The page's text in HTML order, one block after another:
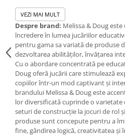
Jucarii senzoriale
Jucarii motrice pentru bebelusi
Saltele de activitati pentru bebe
Jucarii de sortat
Jucarii muzicale bebelusi
Puzzle bebelusi
Jocuri educative
Jocuri STEM
Jocuri Magnetice
Jocuri de societate
Print: non toxic
Varsta recomandata: 6 ani+ - Acest
in ambalajul original pus la
Imaginile disponibile au caracter
tonul si intensitatea culorii din
functie de ecranul de pe care se
VEZI MAI MULT
Despre brand: Melissa & Doug
încredere în lumea jucăriilor
pentru gama sa variată de produse
dezvoltarea abilităților, învățarea
Cu o abordare concentrată pe
Doug oferă jucării care stimulează
copiilor într-un mod captivant și
brandului Melissa & Doug este
lor diversificată cuprinde o varietate
seturi de construcție la jocuri de rol
produse sunt concepute pentru a
fine, gândirea logică, creativitatea și